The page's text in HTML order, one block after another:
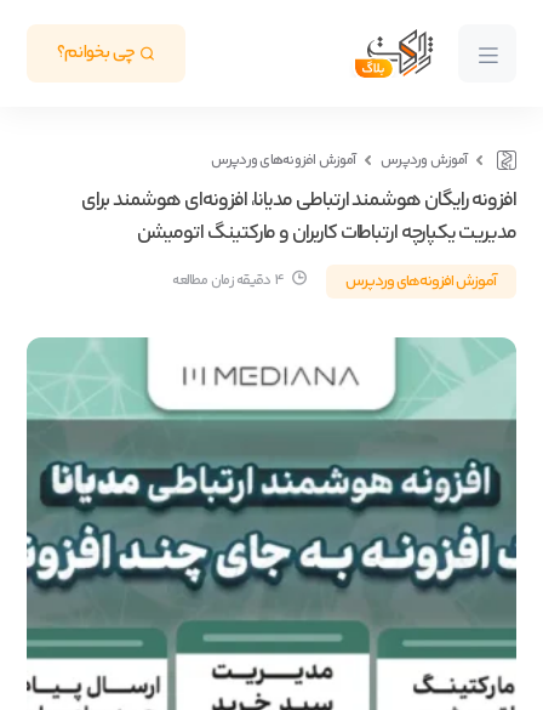
چی بخوانم؟
آموزش وردپرس آموزش افزونه‌های وردپرس
افزونه رایگان هوشمند ارتباطی مدیانا، افزونه‌ای هوشمند برای
مدیریت یکپارچه ارتباطات کاربران و مارکتینگ اتومیشن
آموزش افزونه‌های وردپرس 4 دقیقه زمان مطالعه